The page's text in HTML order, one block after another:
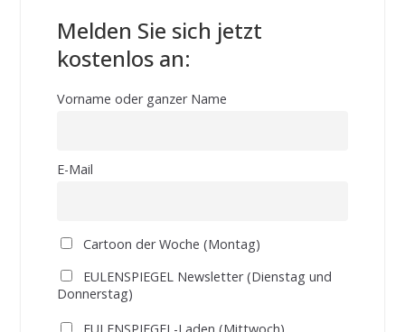
Melden Sie sich jetzt
kostenlos an:
Vorname oder ganzer Name
E-Mail
Cartoon der Woche (Montag)
EULENSPIEGEL Newsletter (Dienstag und
Donnerstag)
EULENSPIEGEL-Laden (Mittwoch)